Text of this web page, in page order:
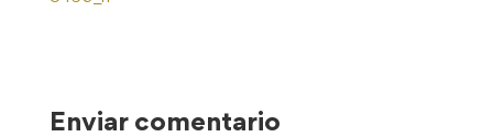
Enviar comentario